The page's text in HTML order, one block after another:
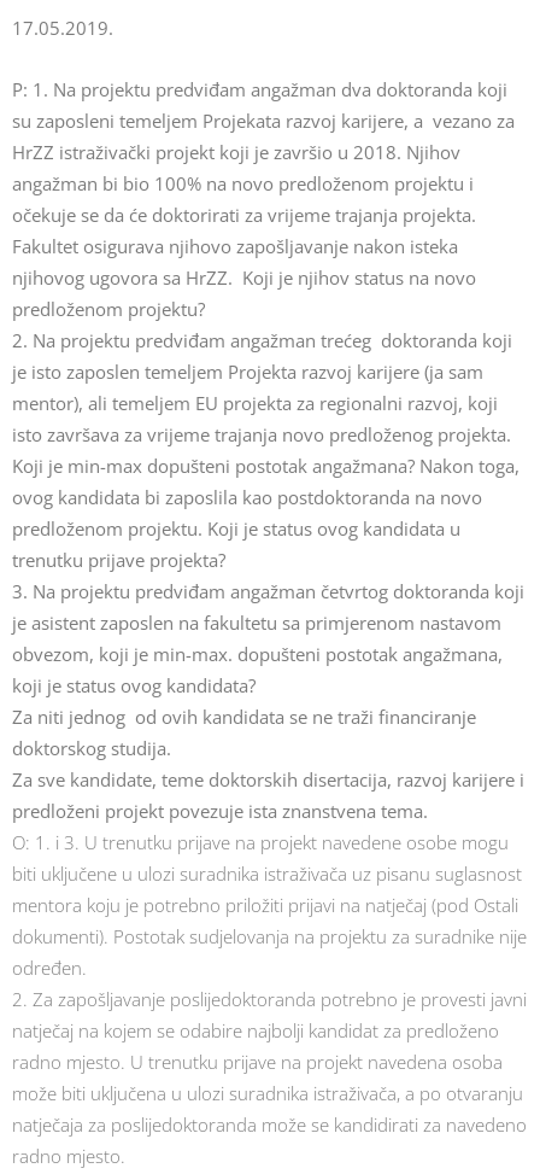
17.05.2019.
P: 1. Na projektu predviđam angažman dva doktoranda koji
su zaposleni temeljem Projekata razvoj karijere, a vezano za
HrZZ istraživački projekt koji je završio u 2018. Njihov
angažman bi bio 100% na novo predloženom projektu i
očekuje se da će doktorirati za vrijeme trajanja projekta.
Fakultet osigurava njihovo zapošljavanje nakon isteka
njihovog ugovora sa HrZZ. Koji je njihov status na novo
predloženom projektu?
2. Na projektu predviđam angažman trećeg doktoranda koji
je isto zaposlen temeljem Projekta razvoj karijere (ja sam
mentor), ali temeljem EU projekta za regionalni razvoj, koji
isto završava za vrijeme trajanja novo predloženog projekta.
Koji je min-max dopušteni postotak angažmana? Nakon toga,
ovog kandidata bi zaposlila kao postdoktoranda na novo
predloženom projektu. Koji je status ovog kandidata u
trenutku prijave projekta?
3. Na projektu predviđam angažman četvrtog doktoranda koji
je asistent zaposlen na fakultetu sa primjerenom nastavom
obvezom, koji je min-max. dopušteni postotak angažmana,
koji je status ovog kandidata?
Za niti jednog od ovih kandidata se ne traži financiranje
doktorskog studija.
Za sve kandidate, teme doktorskih disertacija, razvoj karijere i
predloženi projekt povezuje ista znanstvena tema.
O: 1. i 3. U trenutku prijave na projekt navedene osobe mogu
biti uključene u ulozi suradnika istraživača uz pisanu suglasnost
mentora koju je potrebno priložiti prijavi na natječaj (pod Ostali
dokumenti). Postotak sudjelovanja na projektu za suradnike nije
određen.
2. Za zapošljavanje poslijedoktoranda potrebno je provesti javni
natječaj na kojem se odabire najbolji kandidat za predloženo
radno mjesto. U trenutku prijave na projekt navedena osoba
može biti uključena u ulozi suradnika istraživača, a po otvaranju
natječaja za poslijedoktoranda može se kandidirati za navedeno
radno mjesto.